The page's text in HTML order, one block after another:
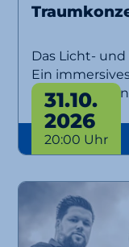
Das Licht-
Ein
Musik, Licht
31.10.
2026
20:00 Uhr